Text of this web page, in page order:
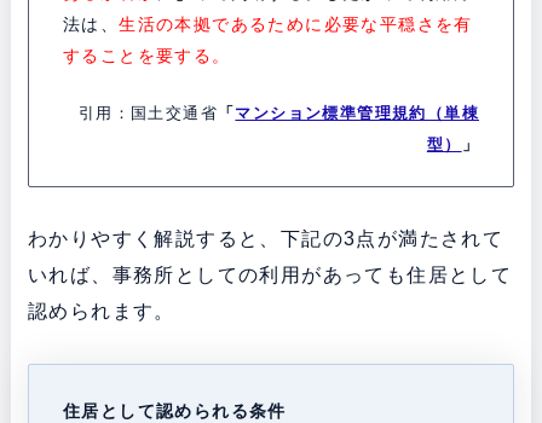
法は、生活の本拠であるために必要な平穏さを有
することを要する。
引用：国土交通省 「 マンション標準管理規約（単棟
型）
」
わかりやすく解説すると、下記の3点が満たされて
いれば、事務所としての利用があっても住居として
認められます。
住居として認められる条件